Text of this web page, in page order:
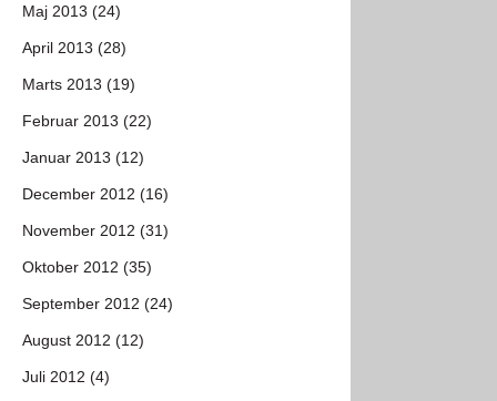
Maj 2013 (24)
April 2013 (28)
Marts 2013 (19)
Februar 2013 (22)
Januar 2013 (12)
December 2012 (16)
November 2012 (31)
Oktober 2012 (35)
September 2012 (24)
August 2012 (12)
Juli 2012 (4)